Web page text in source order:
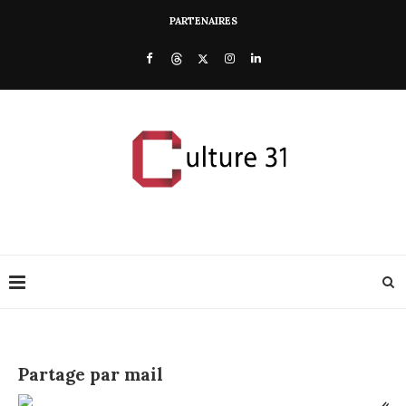
PARTENAIRES
Partage par mail